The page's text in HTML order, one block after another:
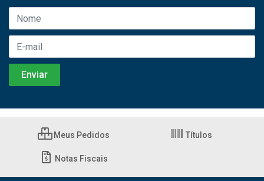
Meus Pedidos Títulos
Notas Fiscais